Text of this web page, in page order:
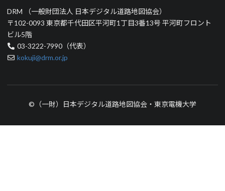
DRM （一般財団法人 日本デジタル道路地図協会）
〒102-0093 東京都千代田区平河町1丁目3番13号 平河町フロント
ビル5階
03-3222-7990（代表）
kokuji@drm.or.jp
©（一財）日本デジタル道路地図協会・東京電機大学